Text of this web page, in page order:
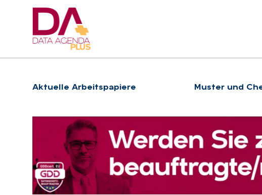
Suchfeld
Hauptnavigation
Ak­tu­el­le Ar­beits­pa­pie­re Muster und